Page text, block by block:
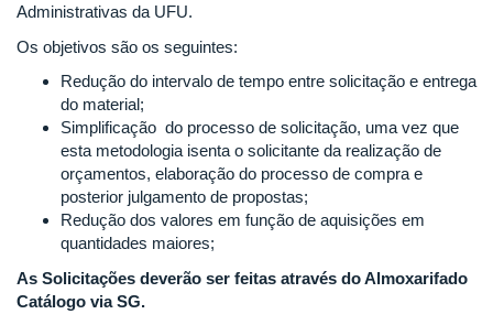
Administrativas da UFU.
Os objetivos são os seguintes:
Redução do intervalo de tempo entre solicitação e entrega
do material;
Simplificação do processo de solicitação, uma vez que
esta metodologia isenta o solicitante da realização de
orçamentos, elaboração do processo de compra e
posterior julgamento de propostas;
Redução dos valores em função de aquisições em
quantidades maiores;
As Solicitações deverão ser feitas através do Almoxarifado
Catálogo via SG.